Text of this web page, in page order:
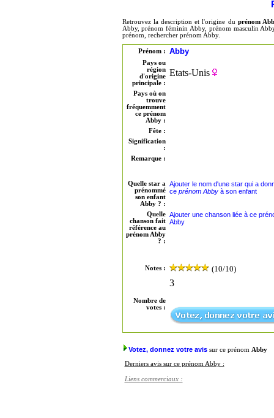
Retrouvez la description et l'origine du prénom
Abby, prénom féminin Abby, prénom masculin
prénom, rechercher prénom Abby.
Prénom : Abby
Pays ou
région
d'origine
principale :
Etats-Unis
Pays où on
trouve
fréquemment
ce prénom
Abby :
Fête :
Signification
:
Remarque :
Quelle star a
prénommé
son enfant
Abby ? :
Ajouter le nom d'une star qui a
ce prénom Abbyà son enfant
Quelle
chanson fait
référence au
prénom Abby
? :
Ajouter une chanson liée à ce
Abby
Notes : (10/10)
Nombre de
votes :
3
Votez, donnez votre avissur ce prénom Abby
Derniers avis sur ce prénom Abby :
Liens commerciaux :